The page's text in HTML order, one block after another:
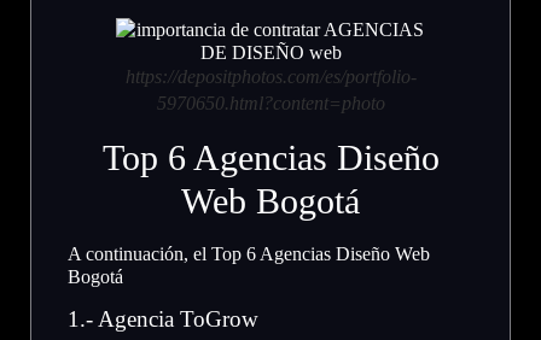
https://depositphotos.com/es/portfolio-
5970650.html?content=photo
Top 6 Agencias Diseño
Web Bogotá
A continuación, el Top 6 Agencias Diseño Web
Bogotá
1.- Agencia ToGrow